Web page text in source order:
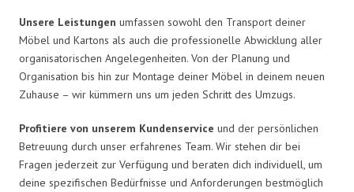
Unsere Leistungen umfassen sowohl den Transport deiner
Möbel und Kartons als auch die professionelle Abwicklung aller
organisatorischen Angelegenheiten. Von der Planung und
Organisation bis hin zur Montage deiner Möbel in deinem neuen
Zuhause – wir kümmern uns um jeden Schritt des Umzugs.
Profitiere von unserem Kundenservice und der persönlichen
Betreuung durch unser erfahrenes Team. Wir stehen dir bei
Fragen jederzeit zur Verfügung und beraten dich individuell, um
deine spezifischen Bedürfnisse und Anforderungen bestmöglich